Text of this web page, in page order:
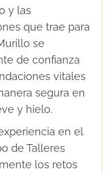
y las
que trae para
se
de confianza
vitales
segura en
y hielo.
en el
de Talleres
los retos